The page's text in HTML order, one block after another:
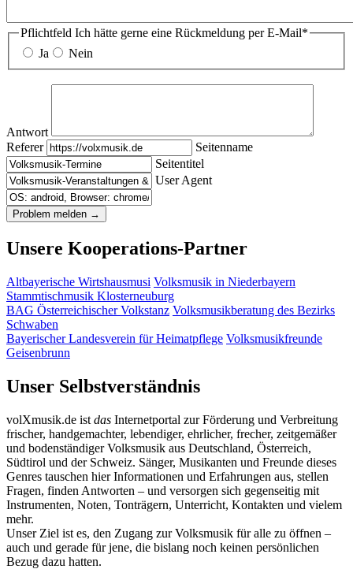
Pflichtfeld Ich hätte gerne eine Rückmeldung per E-Mail*
Ja
Nein
Antwort
Referer
Seitenname
Seitentitel
User Agent
Unsere Kooperations-Partner
Altbayerische Wirtshausmusi Volksmusik in Niederbayern
Stammtischmusik Klosterneuburg
BAG Österreichischer Volkstanz Volksmusikberatung des Bezirks
Schwaben
Bayerischer Landesverein für Heimatpflege Volksmusikfreunde
Geisenbrunn
Unser Selbstverständnis
volXmusik.de ist das Internetportal zur Förderung und Verbreitung
frischer, handgemachter, lebendiger, ehrlicher, frecher, zeitgemäßer
und bodenständiger Volksmusik aus Deutschland, Österreich,
Südtirol und der Schweiz. Sänger, Musikanten und Freunde dieses
Genres tauschen hier Informationen und Erfahrungen aus, stellen
Fragen, finden Antworten – und versorgen sich gegenseitig mit
Instrumenten, Noten, Tonträgern, Unterricht, Kontakten und vielem
mehr.
Unser Ziel ist es, den Zugang zur Volksmusik für alle zu öffnen –
auch und gerade für jene, die bislang noch keinen persönlichen
Bezug dazu hatten.